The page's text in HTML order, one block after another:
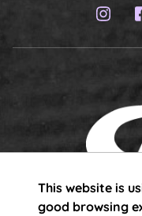
This website is
good browsing